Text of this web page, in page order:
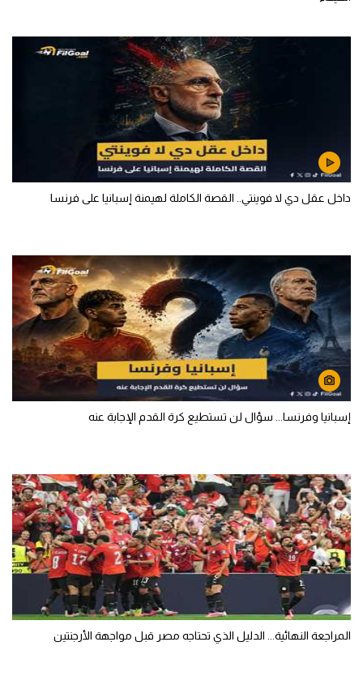
داخل عقل دي لا فوينتي.. القصة الكاملة لهيمنة إسبانيا على فرنسا
إسبانيا وفرنسا... سؤال لن تستطيع كرة القدم الإجابة عنه
المراجعة النهائية... الدليل الذي تحتاجه مصر قبل مواجهة الأرجنتين